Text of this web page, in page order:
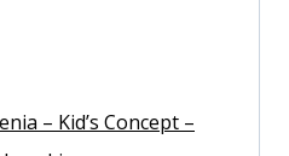
– Kid’s Concept –